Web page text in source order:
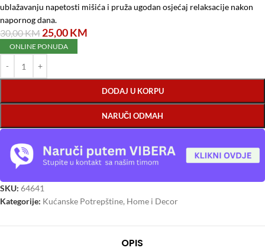
ublažavanju napetosti mišića i pruža ugodan osjećaj relaksacije nakon
napornog dana.
30,00KM 25,00KM
ONLINE PONUDA
DODAJ U KORPU
NARUČI ODMAH
SKU: 64641
Kategorije: Kućanske Potrepštine, Home i Decor
OPIS